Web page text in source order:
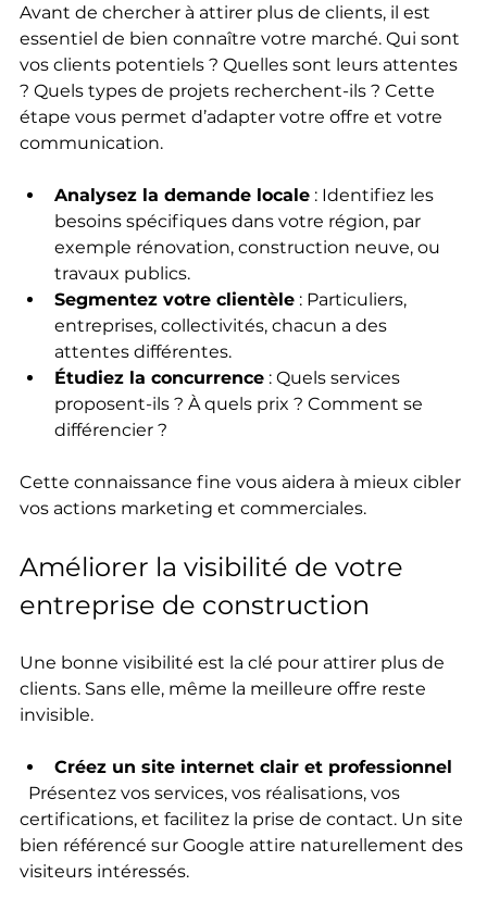
Avant de chercher à attirer plus de clients, il est
essentiel de bien connaître votre marché. Qui sont
vos clients potentiels ? Quelles sont leurs attentes
? Quels types de projets recherchent-ils ? Cette
étape vous permet d’adapter votre offre et votre
communication.
Analysez la demande locale : Identifiez les
besoins spécifiques dans votre région, par
exemple rénovation, construction neuve, ou
travaux publics.
Segmentez votre clientèle : Particuliers,
entreprises, collectivités, chacun a des
attentes différentes.
Étudiez la concurrence : Quels services
proposent-ils ? À quels prix ? Comment se
différencier ?
Cette connaissance fine vous aidera à mieux cibler
vos actions marketing et commerciales.
Améliorer la visibilité de votre
entreprise de construction
Une bonne visibilité est la clé pour attirer plus de
clients. Sans elle, même la meilleure offre reste
invisible.
Créez un site internet clair et professionnel
certifications, et facilitez la prise de contact. Un site
bien référencé sur Google attire naturellement des
visiteurs intéressés.